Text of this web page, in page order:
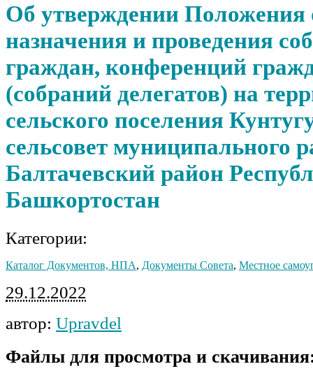
Об утверждении Положения
назначения и проведения
граждан, конференций
(собраний делегатов) на
сельского поселения
сельсовет муниципального
Балтачевский район
Башкортостан
Категории:
Каталог Документов, НПА, Документы Совета, Местное
29.12.2022
автор: Upravdel
Файлы для просмотра и